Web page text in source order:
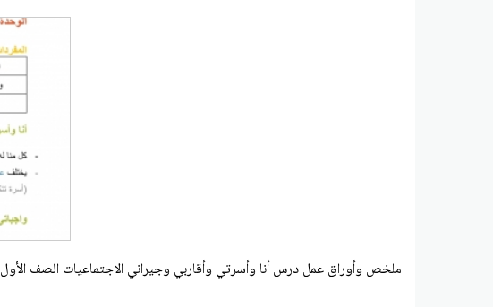
ملخص وأوراق عمل درس أنا وأسرتي وأقاربي وجيراني الاجتماعيات الصف الأول